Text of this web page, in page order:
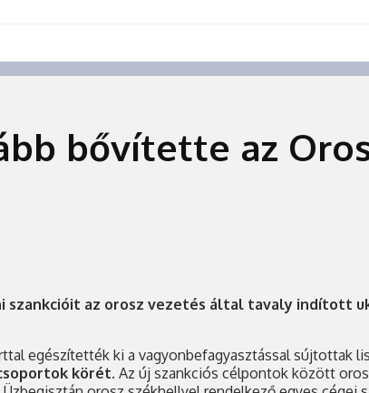
bővítette az
az orosz vezetés által tavaly indított
egészítették ki a vagyonbefagyasztással sújtottak
körét. Az új szankciós célpontok között